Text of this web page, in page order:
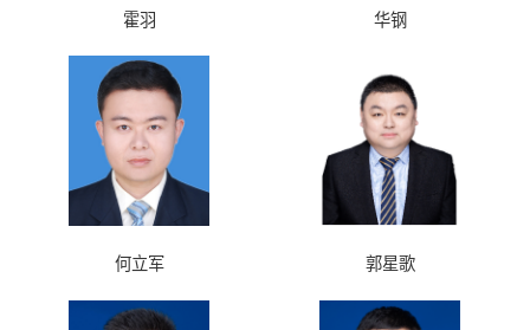
霍羽 华钢
何立军 郭星歌